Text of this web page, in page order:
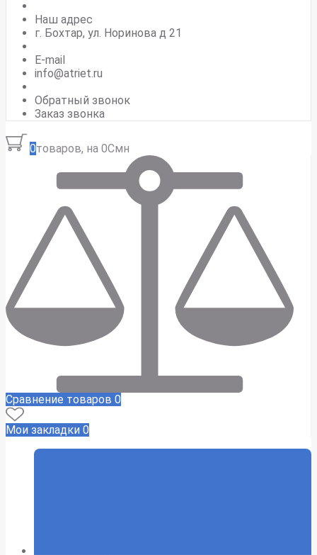
Наш адрес
г. Бохтар, ул. Норинова д 21
E-mail
info@atriet.ru
Обратный звонок
Заказ звонка
0товаров, на 0Смн
Сравнение товаров 0
Мои закладки 0